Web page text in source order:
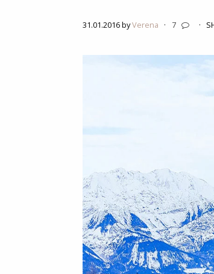
31.01.2016 byVerena · 7 ·